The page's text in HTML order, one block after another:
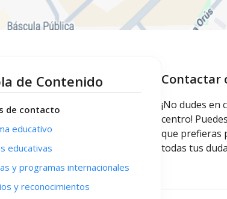
de Contenido
de contacto
educativo
educativas
y programas internacionales
y reconocimientos
Contactar
¡No dudes en
centro!
que prefieras
todas tus